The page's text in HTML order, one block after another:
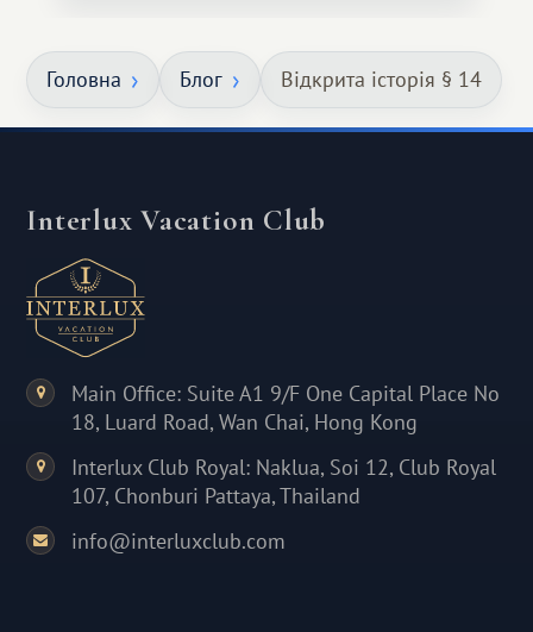
Головна Блог Відкрита історія § 14
Interlux Vacation Club
Main Office: Suite A1 9/F One Capital Place No
18, Luard Road, Wan Chai, Hong Kong
Interlux Club Royal: Naklua, Soi 12, Club Royal
107, Chonburi Pattaya, Thailand
info@interluxclub.com